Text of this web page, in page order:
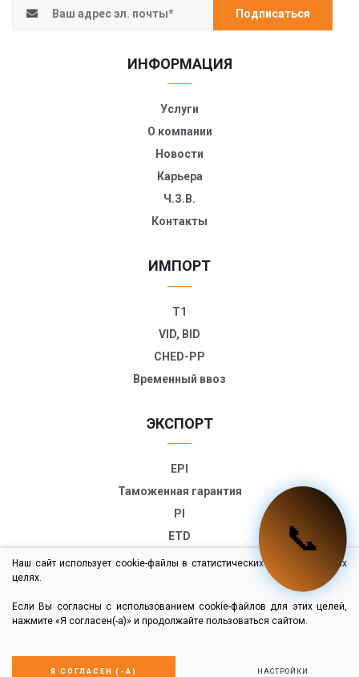
Подписаться
ИНФОРМАЦИЯ
Услуги
О компании
Новости
Карьера
Ч.З.В.
Контакты
ИМПОРТ
T1
VID, BID
CHED-PP
Временный ввоз
ЭКСПОРТ
EPI
Таможенная гарантия
PI
ETD
TIR-EPD
Наш сайт использует cookie-файлы в статистических и маркетинговых
целях.
Если Вы согласны с использованием cookie-файлов для этих целей,
нажмите «Я согласен(-а)» и продолжайте пользоваться сайтом.
Я СОГЛАСЕН (-А) НАСТРОЙКИ
📞